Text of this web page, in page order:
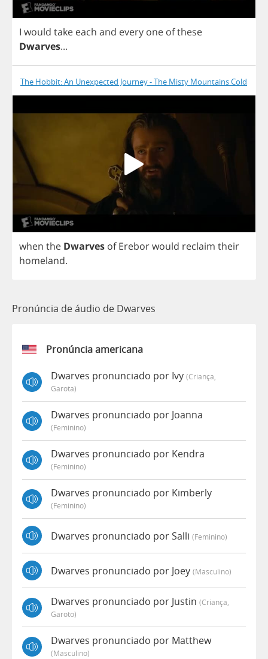
I would take each and every one ofthese
Dwarves...
The Hobbit: An Unexpected Journey - The Misty Mountains Cold
when the Dwarves of Ereborwould reclaim their
homeland.
Pronúncia de áudio de Dwarves
Pronúncia americana
Dwarves pronunciado por Ivy (criança,
Garota)
Dwarves pronunciado por Joanna
(feminino)
Dwarves pronunciado por Kendra
(feminino)
Dwarves pronunciado por Kimberly
(feminino)
Dwarves pronunciado por Salli (feminino)
Dwarves pronunciado por Joey (masculino)
Dwarves pronunciado por Justin (criança,
Garoto)
Dwarves pronunciado por Matthew
(masculino)